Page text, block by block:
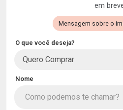
em
Mensagem sobre o
O que você deseja?
Quero Comprar
Nome